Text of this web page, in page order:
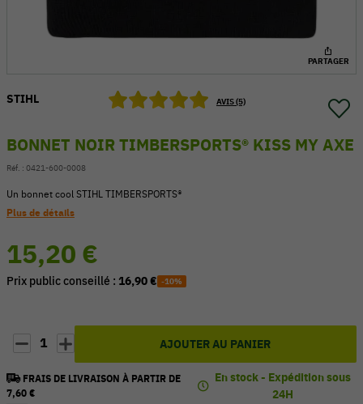
V
PARTAGER
STIHL AVIS (5)
BONNET NOIR TIMBERSPORTS® KISS MY AXE
Réf. : 0421-600-0008
Un bonnet cool STIHL TIMBERSPORTS®
Plus de détails
15,20 €
Prix public conseillé : 16,90 € -10%
1 AJOUTER AU PANIER
FRAIS DE LIVRAISON À PARTIR DE
7,60 €
En stock - Expédition sous
24H